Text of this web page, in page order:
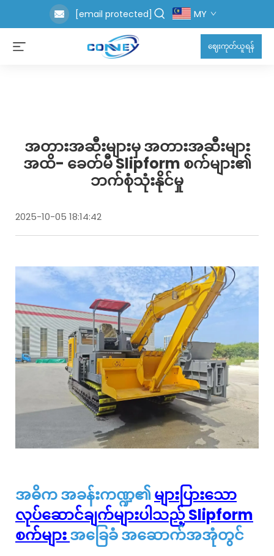
[email protected] MY
ဈေးကုတ်ယူရန်
အတားအဆီးများမှ အတားအဆီးများ
အထိ- ခေတ်မီ Slipform စက်များ၏
ဘက်စုံသုံးနိုင်မှု
2025-10-05 18:14:42
အဓိက အခန်းကဏ္ဍ၏ များပြားသော
လုပ်ဆောင်ချက်များပါသည့် Slipform
စက်များအခြေခံ အဆောက်အအုံတွင်